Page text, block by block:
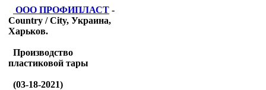
ООО ПРОФИПЛАСТ -
Country / City, Украина,
Харьков.
Производство
пластиковой тары
(03-18-2021)